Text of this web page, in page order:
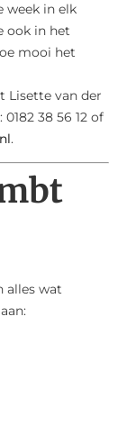
week in elk
ook in het
mooi het
Lisette van der
38 56 12 of
.
alles wat